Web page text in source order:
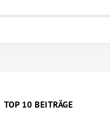
TOP 10 BEITRÄGE